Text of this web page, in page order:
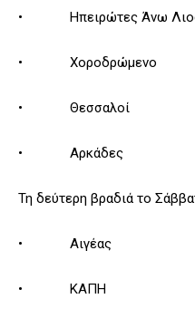
• Ηπειρώτες Άνω
• Χοροδρώμενο
• Θεσσαλοί
• Αρκάδες
Τη δεύτερη βραδιά το
• Αιγέας
• ΚΑΠΗ